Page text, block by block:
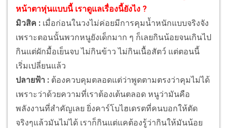
หน้าตาหุ่นแบบนี้ เราดูแลเรื่องนี้ยังไง ?
มิวสิค : เมื่อก่อนในวงไม่ค่อยมีการคุมน้ำหนักแบบจริงจัง
เพราะตอนนั้นพวกหนูยังเด็กมาก ๆ ก็เลยกินน้อยจนเกินไป
กินแต่ผักมื้อเย็นจบ ไม่กินข้าว ไม่กินเนื้อสัตว์ แต่ตอนนี้
เริ่มเปลี่ยนแล้ว
ปลายฟ้า : ต้องควบคุมตลอดแต่ว่าพูดตามตรงว่าคุมไม่ได้
เพราะว่าด้วยความที่เราต้องเต้นตลอด หนูว่ามันคือ
พลังงานที่สำคัญเลย ยิ่งคาร์โบไฮเดรตที่คนบอกให้ตัด
จริงๆแล้วมันไม่ได้ เราก็กินแต่แคต้องรู้ว่ากินให้มันน้อย